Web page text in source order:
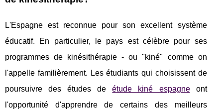
L'Espagne est reconnue pour son excellent système
éducatif. En particulier, le pays est célèbre pour ses
programmes de kinésithérapie - ou "kiné" comme on
l'appelle familièrement. Les étudiants qui choisissent de
poursuivre des études deétude kiné espagneont
l'opportunité d'apprendre de certains des meilleurs